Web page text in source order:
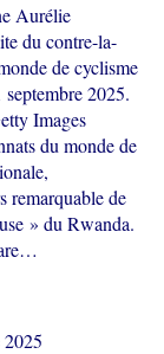
Aurélie
du contre-la-
de cyclisme
2025.
Images
du monde de
remarquable de
» du Rwanda.